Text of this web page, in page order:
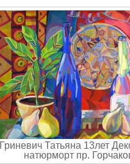
Гриневич Татьяна 13лет
натюрморт пр.